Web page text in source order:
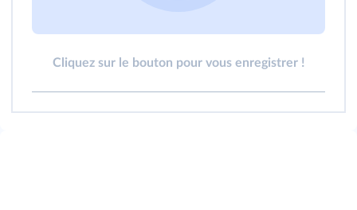
Cliquez sur le bouton pour vous enregistrer !